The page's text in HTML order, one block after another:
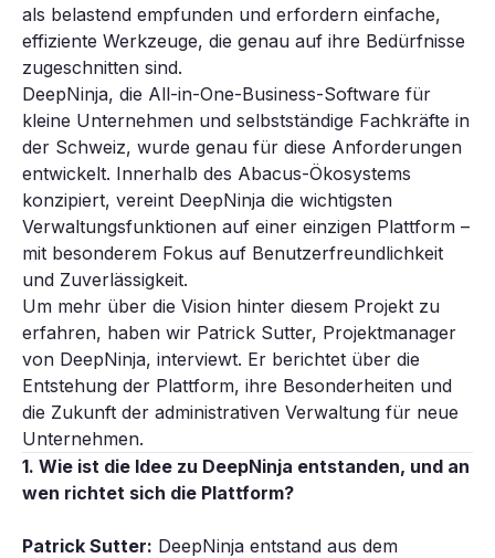
als belastend empfunden und erfordern einfache,
effiziente Werkzeuge, die genau auf ihre Bedürfnisse
zugeschnitten sind.
DeepNinja, die All-in-One-Business-Software für
kleine Unternehmen und selbstständige Fachkräfte in
der Schweiz, wurde genau für diese Anforderungen
entwickelt. Innerhalb des Abacus-Ökosystems
konzipiert, vereint DeepNinja die wichtigsten
Verwaltungsfunktionen auf einer einzigen Plattform –
mit besonderem Fokus auf Benutzerfreundlichkeit
und Zuverlässigkeit.
Um mehr über die Vision hinter diesem Projekt zu
erfahren, haben wir Patrick Sutter, Projektmanager
von DeepNinja, interviewt. Er berichtet über die
Entstehung der Plattform, ihre Besonderheiten und
die Zukunft der administrativen Verwaltung für neue
Unternehmen.
1. Wie ist die Idee zu DeepNinja entstanden, und an
wen richtet sich die Plattform?
Patrick Sutter: DeepNinja entstand aus dem